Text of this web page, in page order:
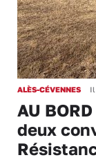
ALÈS-CÉVENNES Il
AU
deux